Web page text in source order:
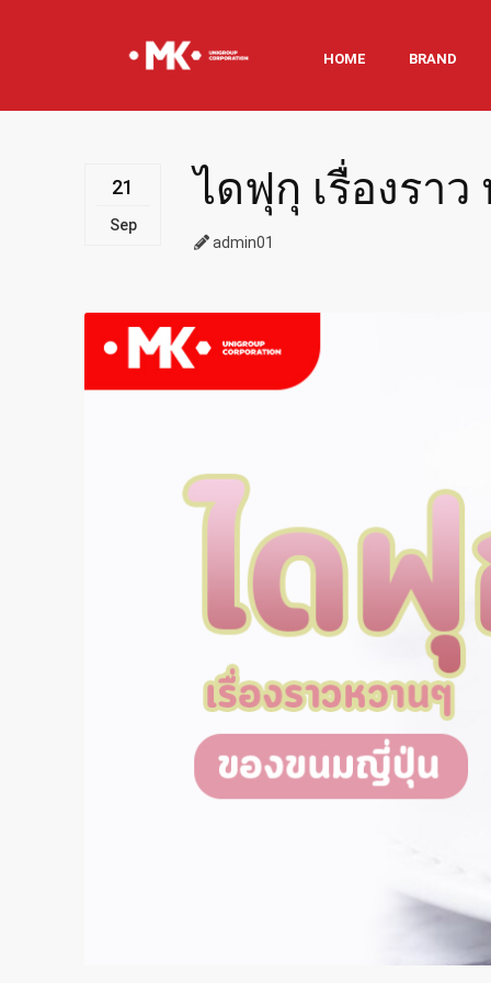
HOME BRAND
21
Sep
ไดฟุกุ เรื่องรา
admin01